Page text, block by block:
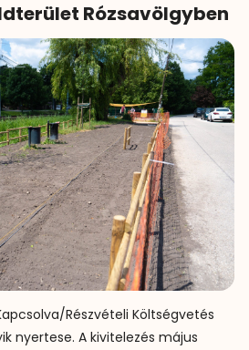
Rózsavölgyben
Részvételi Költségvetés
nyertese. A kivitelezés május